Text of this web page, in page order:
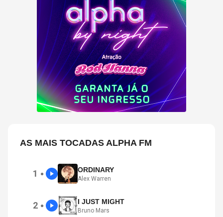
AS MAIS TOCADAS ALPHA FM
1 ● ORDINARY
Alex Warren
2 ● I JUST MIGHT
Bruno Mars